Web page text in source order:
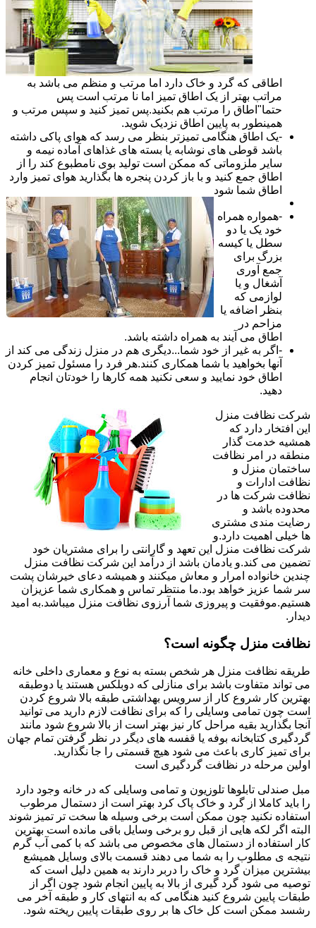
اطاقی که گرد و خاک دارد اما مرتب و منظم می باشد به
مراتب بهتر از یک اطاق تمیز اما نا مرتب است پس
حتما"اطاق را مرتب هم بکنید.پس تمیز کنید و سپس مرتب و
همینطور به پایین اطاق نزدیک شوید.
-یک اطاق هنگامی تمیزتر بنظر می رسد که هوای پاکی داشته
باشد قوطی های نوشابه یا بسته های غذاهای آماده نیمه و
سایر ملزوماتی که ممکن است تولید بوی نامطبوع کند را از
اطاق جمع کنید و با باز کردن پنجره ها بگذارید هوای تمیز وارد
اطاق شما شود
-همواره همراه
خود یک یا دو
سطل یا کیسه
بزرگ برای
جمع آوری
آشغال و یا
لوازمی که
بنظر اضافه یا
مزاحم در
اطاق می آیند به همراه داشته باشد.
-اگر به غیر از خود شما...دیگری هم در منزل زندگی می کند از
آنها بخواهید با شما همکاری کنند.هر فرد را مسئول تمیز کردن
اطاق خود نمایید و سعی نکنید همه کارها را خودتان انجام
دهید.
شرکت نظافت منزل
این افتخار دارد که
همشیه خدمت گذار
منطقه در امر نظافت
ساختمان منزل و
نظافت ادارات و
نظافت شرکت ها در
محدوده باشد و
رضایت مندی مشتری
ها خیلی اهمیت دارد.و
شرکت نظافت منزل این تعهد و گارانتی را برای مشتریان خود
تضمین می کند.و یادمان باشد از درآمد این شرکت نظافت منزل
چندین خانواده امرار و معاش میکنند و همیشه دعای خیرشان پشت
سر شما عزیز خواهد بود.ما منتظر تماس و همکاری شما عزیزان
هستیم.موفقیت و پیروزی شما آرزوی نظافت منزل میباشد.به امید
دیدار.
نظافت منزل چگونه است؟
طریقه نظافت منزل هر شخص بسته به نوع و معماری داخلی خانه
می تواند متفاوت باشد برای منازلی که دوبلکس هستند یا دوطبقه
بهترین کار شروع کار از سرویس بهداشتی طبقه بالا شروع کردن
است چون تمامی وسایلی را که برای نظافت لازم دارید می توانید
آنجا بگذارید بقیه مراحل کار نیز بهتر است از بالا شروع شود مانند
گردگیری کتابخانه بوفه یا قفسه های دیگر در نظر گرفتن تمام جهان
برای تمیز کاری باعث می شود هیچ قسمتی را جا نگذارید.
اولین مرحله در نظافت گردگیری است
مبل صندلی تابلوها تلوزیون و تمامی وسایلی که در خانه وجود دارد
را باید کاملا از گرد و خاک پاک کرد بهتر است از دستمال مرطوب
استفاده نکنید چون ممکن است برخی وسیله ها سخت تر تمیز شوند
البته اگر لکه هایی از قبل رو برخی وسایل باقی مانده است بهترین
کار استفاده از دستمال های مخصوص می باشد که با کمی آب گرم
نتیجه ی مطلوب را به شما می دهند قسمت بالای وسایل همیشع
بیشترین میزان گرد و خاک را دربر دارند به همین دلیل است که
توصیه می شود گرد گیری از بالا به پایین انجام شود چون اگر از
طبقات پایین شروع کنید هنگامی که به انتهای کار و طبقه آخر می
رشسد ممکن است کل خاک ها بر روی طبقات پایین ریخته شود.